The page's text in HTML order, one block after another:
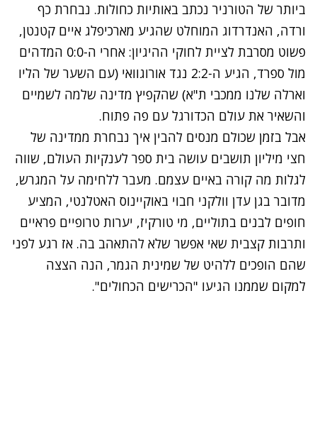
ביותר של הטורניר נכתב באותיות כחולות. נבחרת כף
ורדה, האנדרדוג המוחלט שהגיע מארכיפלג איים קטנטן,
פשוט מסרבת לציית לחוקי ההיגיון: אחרי ה-0:0 המדהים
מול ספרד, הגיע ה-2:2 נגד אורוגוואי (עם השער של הליו
וארלה שלנו ממכבי ת"א) שהקפיץ מדינה שלמה לשמיים
והשאיר את עולם הכדורגל עם פה פתוח.
אבל בזמן שכולם מנסים להבין איך נבחרת ממדינה של
חצי מיליון תושבים עושה בית ספר לענקיות העולם, שווה
לגלות מה קורה באיים עצמם. מעבר ללחימה על המגרש,
מדובר בגן עדן וולקני חבוי באוקיינוס האטלנטי, המציע
חופים לבנים בתוליים, מי טורקיז, יערות טרופיים פראיים
ותרבות קצבית שאי אפשר שלא להתאהב בה. אז רגע לפני
שהם הופכים ללהיט של שמינית הגמר, הנה הצצה
למקום שממנו הגיעו "הכרישים הכחולים".